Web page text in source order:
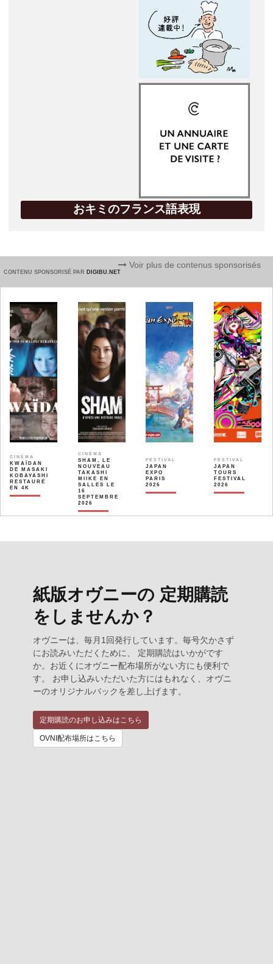
おキミのフランス語表現
CONTENU SPONSORISÉ PAR DIGIBU.NET
Voir plus de contenus sponsorisés
CINÉMA
KWAÏDAN
DE MASAKI
KOBAYASHI
RESTAURÉ
EN 4K
CINÉMA
SHAM, LE
NOUVEAU
TAKASHI
MIIKE EN
SALLES LE
16
SEPTEMBRE
2026
FESTIVAL
JAPAN
EXPO
PARIS
2026
FESTIVAL
JAPAN
TOURS
FESTIVAL
2026
紙版オヴニーの 定期購読
をしませんか？
オヴニーは、毎月1回発行しています。毎号欠かさず
にお読みいただくために、 定期購読はいかがです
か。お近くにオヴニー配布場所がない方にも便利で
す。 お申し込みいただいた方にはもれなく、オヴニ
ーのオリジナルバックを差し上げます。
定期購読のお申し込みはこちら
OVNI配布場所はこちら